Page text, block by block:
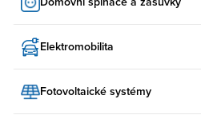
Elektromobilita
Fotovoltaické systémy